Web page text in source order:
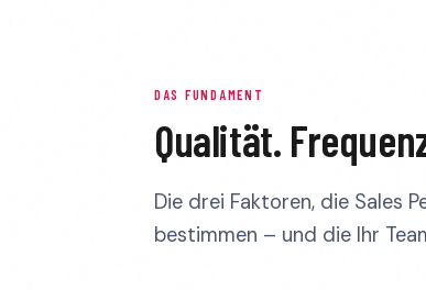
DAS FUNDAMENT
Qualität.
Die drei Faktoren, die Sales
bestimmen – und die Ihr